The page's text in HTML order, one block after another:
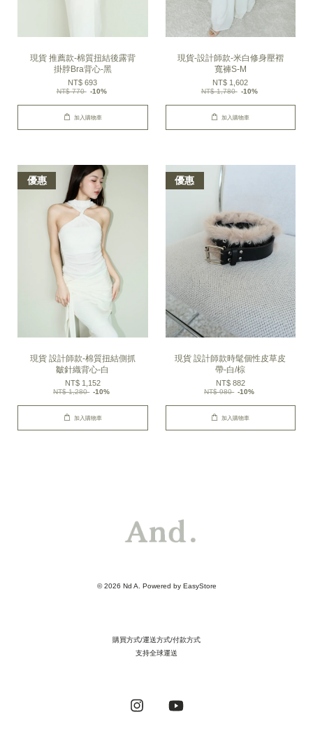
現貨 推薦款-棉質扭結後露背
掛脖Bra背心-黑
NT$ 693
NT$ 770 -10%
加入購物車
現貨-設計師款-米白修身壓褶
寬褲S-M
NT$ 1,602
NT$ 1,780 -10%
加入購物車
優惠
現貨 設計師款-棉質扭結側抓
皺針織背心-白
NT$ 1,152
NT$ 1,280 -10%
加入購物車
優惠
現貨 設計師款時髦個性皮草皮
帶-白/棕
NT$ 882
NT$ 980 -10%
加入購物車
© 2026 Nd A. Powered by EasyStore
購買方式/運送方式/付款方式
支持全球運送
Instagram